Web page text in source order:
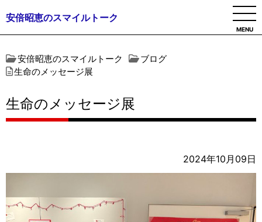
安倍昭恵のスマイルトーク
MENU
安倍昭恵のスマイルトーク
ブログ
生命のメッセージ展
生命のメッセージ展
2024年10月09日